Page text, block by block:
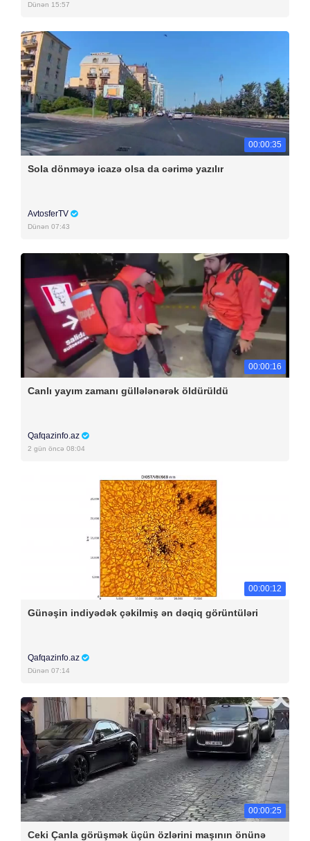
Dünən 15:57
00:00:35
Sola dönməyə icazə olsa da cərimə yazılır
AvtosferTV
Dünən 07:43
00:00:16
Canlı yayım zamanı güllələnərək öldürüldü
Qafqazinfo.az
2 gün öncə 08:04
00:00:12
Günəşin indiyədək çəkilmiş ən dəqiq görüntüləri
Qafqazinfo.az
Dünən 07:14
00:00:25
Ceki Çanla görüşmək üçün özlərini maşının önünə